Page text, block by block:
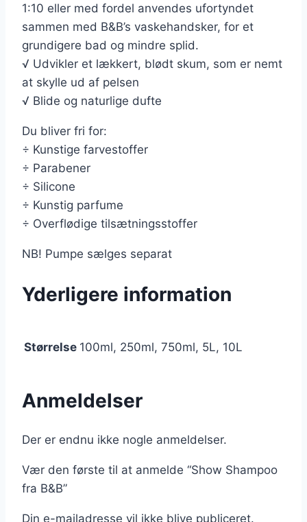
1:10 eller med fordel anvendes ufortyndet
sammen med B&B’s vaskehandsker, for et
grundigere bad og mindre splid.
√ Udvikler et lækkert, blødt skum, som er nemt
at skylle ud af pelsen
√ Blide og naturlige dufte
Du bliver fri for:
÷ Kunstige farvestoffer
÷ Parabener
÷ Silicone
÷ Kunstig parfume
÷ Overflødige tilsætningsstoffer
NB! Pumpe sælges separat
Yderligere information
Størrelse 100ml, 250ml, 750ml, 5L, 10L
Anmeldelser
Der er endnu ikke nogle anmeldelser.
Vær den første til at anmelde “Show Shampoo
fra B&B”
Din e-mailadresse vil ikke blive publiceret.